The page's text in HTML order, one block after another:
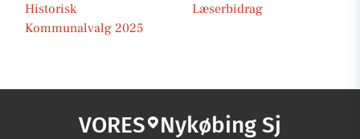
Historisk
Læserbidrag
Kommunalvalg 2025
VORES Nykøbing Sj